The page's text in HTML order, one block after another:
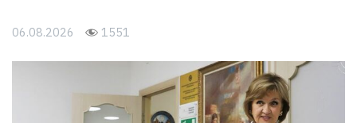
06.08.2026 1551